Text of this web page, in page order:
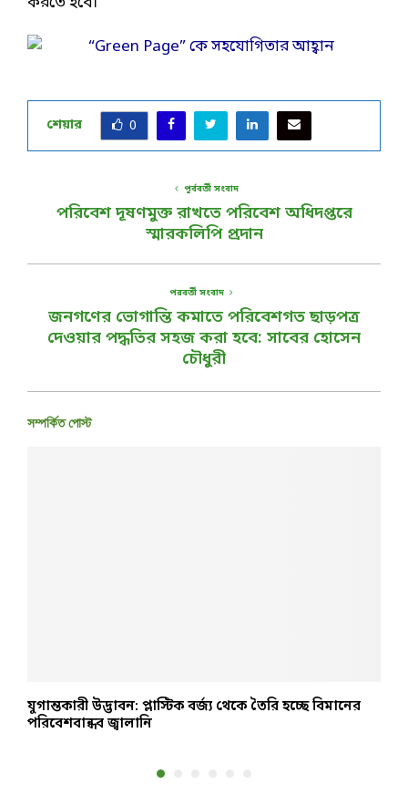
শেয়ার 0
পূর্ববর্তী সংবাদ
পরিবেশ দূষণমুক্ত রাখতে পরিবেশ অধিদপ্তরে
স্মারকলিপি প্রদান
পরবর্তী সংবাদ
জনগণের ভোগান্তি কমাতে পরিবেশগত ছাড়পত্র
দেওয়ার পদ্ধতির সহজ করা হবে: সাবের হোসেন
চৌধুরী
সম্পর্কিত পোস্ট
যুগান্তকারী উদ্ভাবন: প্লাস্টিক বর্জ্য থেকে তৈরি হচ্ছে বিমানের
পরিবেশবান্ধব জ্বালানি